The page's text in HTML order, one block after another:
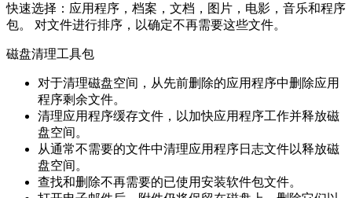
快速选择：应用程序，档案，文档，图片，电影，音乐和程序
包。 对文件进行排序，以确定不再需要这些文件。
磁盘清理工具包
对于清理磁盘空间，从先前删除的应用程序中删除应用
程序剩余文件。
清理应用程序缓存文件，以加快应用程序工作并释放磁
盘空间。
从通常不需要的文件中清理应用程序日志文件以释放磁
盘空间。
查找和删除不再需要的已使用安装软件包文件。